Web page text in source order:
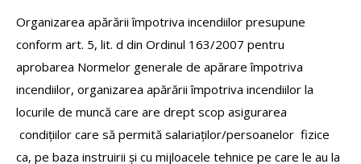
Organizarea apărării împotriva incendiilor presupune
conform art. 5, lit. d din Ordinul 163/2007 pentru
aprobarea Normelor generale de apărare împotriva
incendiilor, organizarea apărării împotriva incendiilor la
locurile de muncă care are drept scop asigurarea
condițiilor care să permită salariaților/persoanelor fizice
ca, pe baza instruirii și cu mijloacele tehnice pe care le au la